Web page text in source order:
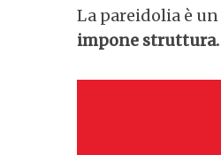
La pareidolia è un
impone struttura.